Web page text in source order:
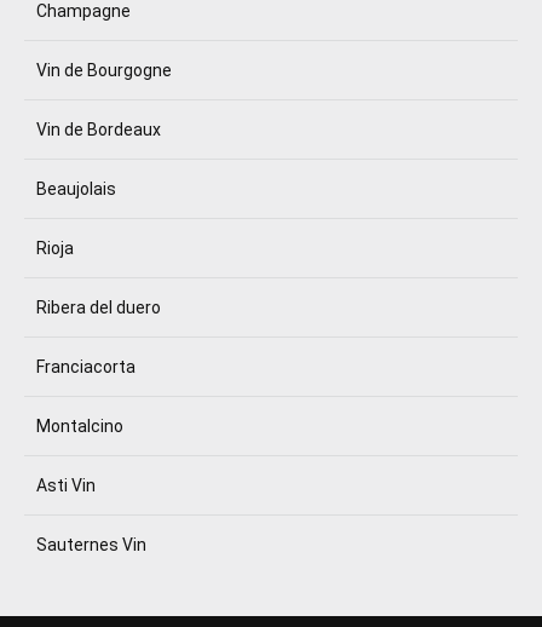
Champagne
Vin de Bourgogne
Vin de Bordeaux
Beaujolais
Rioja
Ribera del duero
Franciacorta
Montalcino
Asti Vin
Sauternes Vin